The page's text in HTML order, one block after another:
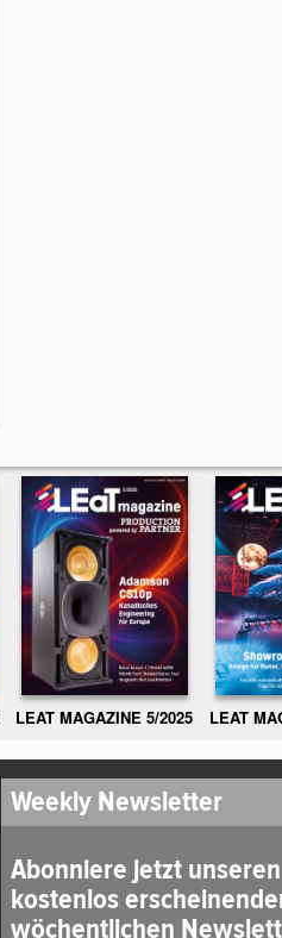
LEAT MAGAZINE 5/2025 LEAT
Weekly Newsletter
Abonniere jetzt unseren
kostenlos
wöchentlichen